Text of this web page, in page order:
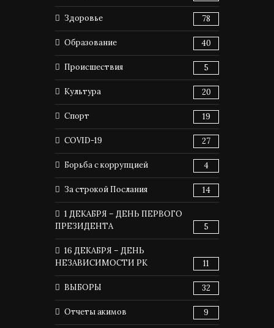
Здоровье 78
Образование 40
Происшествия 5
Культура 20
Спорт 19
COVID-19 27
Борьба с коррупцией 4
За строкой Послания 14
1 ДЕКАБРЯ – ДЕНЬ ПЕРВОГО
ПРЕЗИДЕНТА
5
16 ДЕКАБРЯ – ДЕНЬ
НЕЗАВИСИМОСТИ РК
11
ВЫБОРЫ 32
Отчеты акимов 9